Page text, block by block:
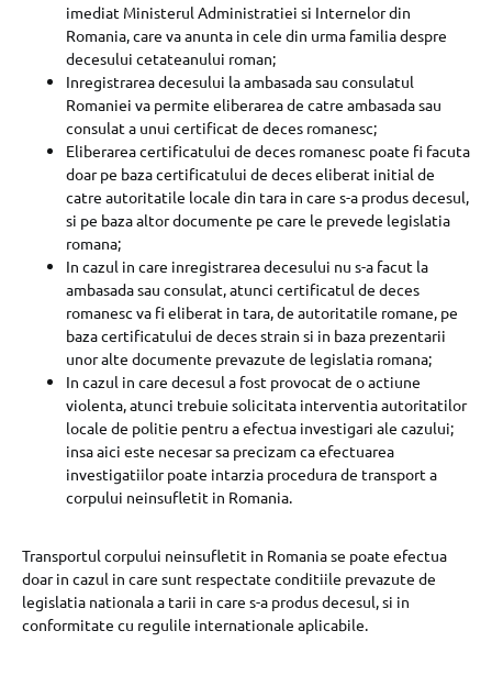
imediat Ministerul Administratiei si Internelor din
Romania, care va anunta in cele din urma familia despre
decesului cetateanului roman;
Inregistrarea decesului la ambasada sau consulatul
Romaniei va permite eliberarea de catre ambasada sau
consulat a unui certificat de deces romanesc;
Eliberarea certificatului de deces romanesc poate fi facuta
doar pe baza certificatului de deces eliberat initial de
catre autoritatile locale din tara in care s-a produs decesul,
si pe baza altor documente pe care le prevede legislatia
romana;
In cazul in care inregistrarea decesului nu s-a facut la
ambasada sau consulat, atunci certificatul de deces
romanesc va fi eliberat in tara, de autoritatile romane, pe
baza certificatului de deces strain si in baza prezentarii
unor alte documente prevazute de legislatia romana;
In cazul in care decesul a fost provocat de o actiune
violenta, atunci trebuie solicitata interventia autoritatilor
locale de politie pentru a efectua investigari ale cazului;
insa aici este necesar sa precizam ca efectuarea
investigatiilor poate intarzia procedura de transport a
corpului neinsufletit in Romania.
Transportul corpului neinsufletit in Romania se poate efectua
doar in cazul in care sunt respectate conditiile prevazute de
legislatia nationala a tarii in care s-a produs decesul, si in
conformitate cu regulile internationale aplicabile.